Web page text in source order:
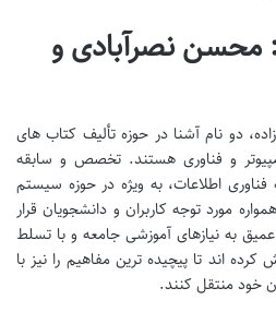
محسن نصرآبادی و
دو نام آشنا در حوزه تألیف کتاب های
و فناوری هستند. تخصص و سابقه
اطلاعات، به ویژه در حوزه سیستم
مورد توجه کاربران و دانشجویان قرار
به نیازهای آموزشی جامعه و با تسلط
اند تا پیچیده ترین مفاهیم را نیز با
خود منتقل کنند.